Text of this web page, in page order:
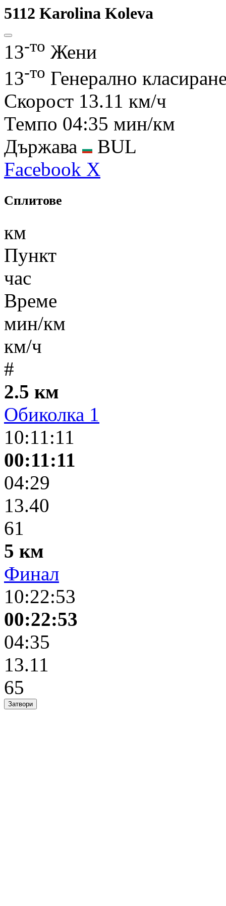
5112 Karolina Koleva
13-то Жени
13-то Генерално
Скорост 13.11 км/ч
Темпо 04:35 мин/км
Държава
BUL
Facebook X
Сплитове
км
Пункт
час
Време
мин/км
км/ч
#
2.5 км
Обиколка 1
10:11:11
00:11:11
04:29
13.40
61
5 км
Финал
10:22:53
00:22:53
04:35
13.11
65
Затвори